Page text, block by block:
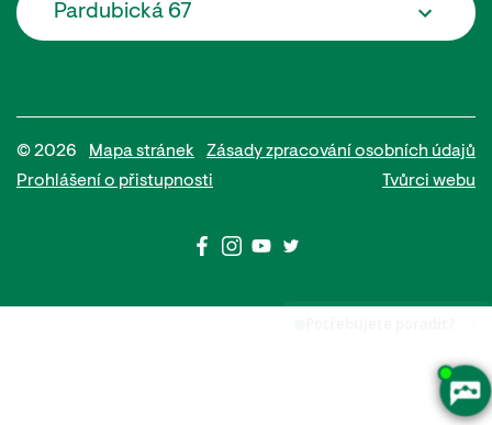
Pardubická 67
© 2026 Mapa stránek
Zásady zpracování osobních údajů
Prohlášení o přistupnosti
Tvůrci webu